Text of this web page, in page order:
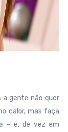
a gente não quer
calor, mas faça
– e, de vez em